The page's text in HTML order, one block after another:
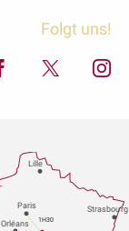
Folgt uns!
Paris
Orléans
Strasbourg
Lille
1H30